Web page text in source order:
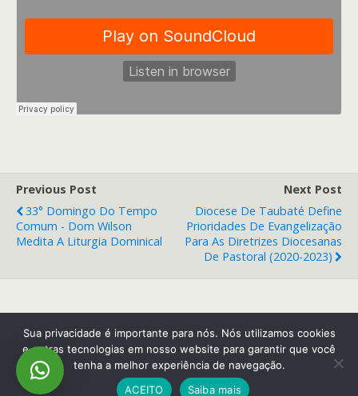
Previous Post
33° Domingo Do Tempo
Comum - Dom Wilson
Medita A Liturgia Dominical
Next Post
Diocese De Taubaté Define
Prioridades De Evangelização
Para As Diretrizes Diocesanas
De Pastoral (2020-2023)
Back to top
Mobile Desktop
Sua privacidade é importante para nós. Nós utilizamos cookies
e outras tecnologias em nosso website para garantir que você
tenha a melhor experiência de navegação.
ACEITO
Saiba mais